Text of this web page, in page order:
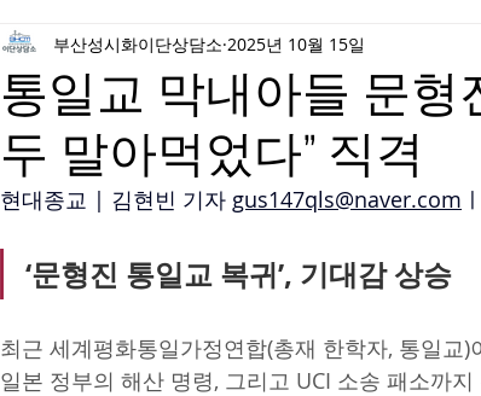
통일교 막내아들 문형
두 말아먹었다” 직격
부산성시화이단상담소 2025년 10월 15일
현대종교 | 김현빈 기자 gus147qls@naver.com
‘문형진 통일교 복귀’, 기대감 상승
최근 세계평화통일가정연합(총재 한학자, 통일교
일본 정부의 해산 명령, 그리고 UCI 소송 패소까